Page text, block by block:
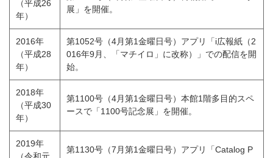
（平成26
年）
展」を開催。
2016年
（平成28
年）
第1052号（4月第1金曜日号）アプリ「i広報紙（2
016年9月、「マチイロ」に改称）」での配信を開
始。
2018年
（平成30
年）
第1100号（4月第1金曜日号）本館1階多目的スペ
ースで「1100号記念展」を開催。
2019年
第1130号（7月第1金曜日号）アプリ「Catalog P